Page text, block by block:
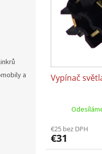
a
o
u
Vypínač
€25 bez DPH
€31